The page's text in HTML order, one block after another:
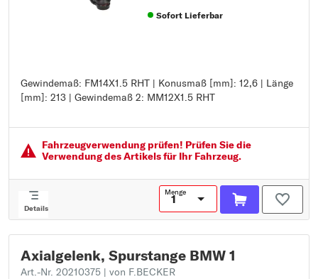
Sofort Lieferbar
Gewindemaß: FM14X1.5 RHT | Konusmaß [mm]: 12,6 | Länge
[mm]: 213 | Gewindemaß 2: MM12X1.5 RHT
Gewindemaß: FM14X1.5 RHT
Konusmaß [mm]: 12,6
Gewindemaß 2: MM12X1.5 RHT
Fahrzeugver­wendung prüfen! Prüfen Sie die
Verwendung des Artikels für Ihr Fahrzeug.
Details
Menge
Axialgelenk, Spurstange BMW 1
Art.-Nr. 20210375 | von F.BECKER